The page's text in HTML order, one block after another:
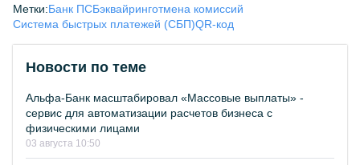
Метки:Банк ПСБэквайринготмена комиссий
Система быстрых платежей (СБП)QR-код
Новости по теме
Альфа-Банк масштабировал «Массовые выплаты» -
сервис для автоматизации расчетов бизнеса с
физическими лицами
03 августа 10:50